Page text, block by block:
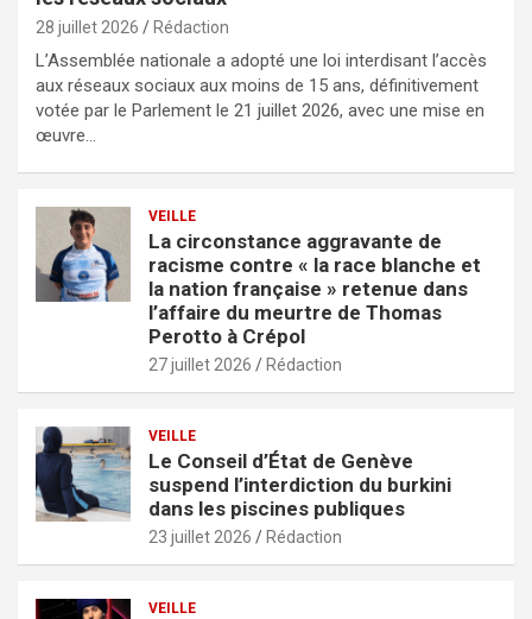
28 juillet 2026 Rédaction
L’Assemblée nationale a adopté une loi interdisant l’accès
aux réseaux sociaux aux moins de 15 ans, définitivement
votée par le Parlement le 21 juillet 2026, avec une mise en
œuvre…
VEILLE
La circonstance aggravante de
racisme contre « la race blanche et
la nation française » retenue dans
l’affaire du meurtre de Thomas
Perotto à Crépol
27 juillet 2026 Rédaction
VEILLE
Le Conseil d’État de Genève
suspend l’interdiction du burkini
dans les piscines publiques
23 juillet 2026 Rédaction
VEILLE